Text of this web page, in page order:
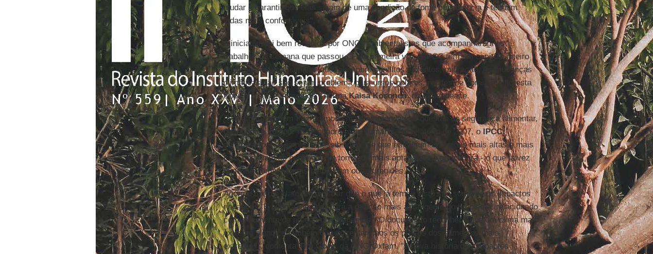
ajudar a garantir que elas saiam de uma condição de fome ou violência e tenham
vidas mais confortáveis", diz.
A iniciativa foi bem recebida por ONGs ambientalistas que acompanharam os
trabalhos na semana que passou. "Pela primeira vez o IPCC tem um capítulo inteiro
sobre segurança humana, que fala sobre conflitos violentos, migração. As mudanças
climáticas não são só um problema para ursos polares, recifes de corais e a floresta
tropical, mas é sobre nós", afirmaKaisa Kosonen, do Greenpeace.
O relatório também traz de modo mais aprofundado a questão da segurança alimentar,
que ajuda a compor esse quadro mais humano. No relatório de 2007, oIPCC
colocava, por exemplo, a possibilidade de que em algumas regiões mais altas e mais
frias poderiam se beneficiar se tornando mais aptas para a agricultura - o que talvez
pudesse compensar as perdas em outras regiões.
Agora o texto é claro em mostrar que o que já temos visto são somente os impactos
negativos. E aponta também para a relação mais abrangente do problema, relacionado
com o aumento de preços dos alimentos. "O documento reconhece que um clima mais
extremo significa também que enfrentaremos os preços dos alimentos mais
extremos", comentaTim Gore, da ONG Oxfam. "A nova história dos impactos